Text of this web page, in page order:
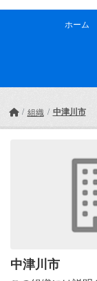
ホーム
組織 中津川市
中津川市